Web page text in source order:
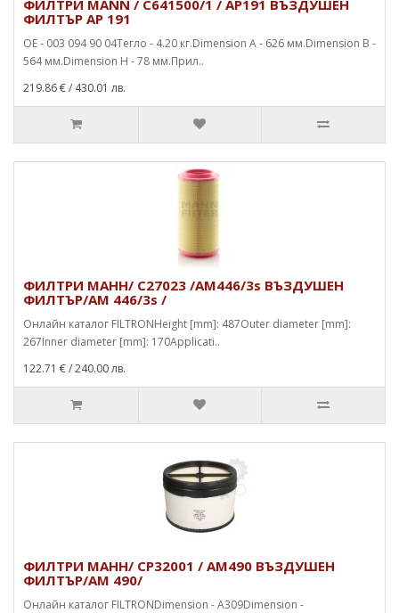
ФИЛТРИ MANN / C641500/1 / AP191 ВЪЗДУШЕН
ФИЛТЪР AP 191
OE - 003 094 90 04Тегло - 4.20 кг.Dimension A - 626 мм.Dimension B -
564 мм.Dimension H - 78 мм.Прил..
219.86 €/ 430.01 лв.
ФИЛТРИ МАНН/ C27023 /AM446/3s ВЪЗДУШЕН
ФИЛТЪР/AM 446/3s /
Онлайн каталог FILTRONHeight [mm]: 487Outer diameter [mm]:
267Inner diameter [mm]: 170Applicati..
122.71 €/ 240.00 лв.
ФИЛТРИ МАНН/ CP32001 / AM490 ВЪЗДУШЕН
ФИЛТЪР/AM 490/
Онлайн каталог FILTRONDimension - A309Dimension -